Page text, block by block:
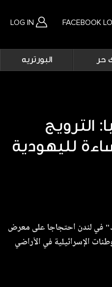
LOG IN FACEBOOK
Main
navigation
حر البورتريه
الترويج
لليهودية
في لندن احتجاجا على معرض
الإسرائيلية في الأراضي